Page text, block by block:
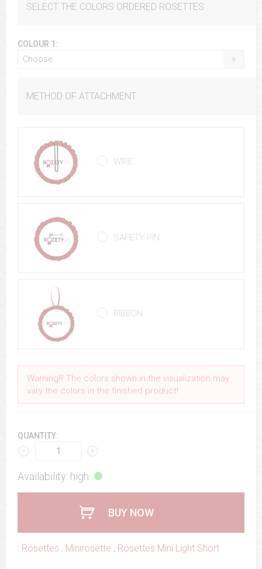
SELECT THE COLORS ORDERED ROSETTES
COLOUR 1:
Choose
METHOD OF ATTACHMENT
WIRE
SAFETY PIN
RIBBON
Warning!!! The colors shown in the visualization may
vary the colors in the finished product!
QUANTITY:
Availability: high
BUY NOW
: Rosettes , Minirosette , Rosettes Mini Light Short